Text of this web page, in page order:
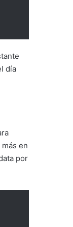
día
en
por